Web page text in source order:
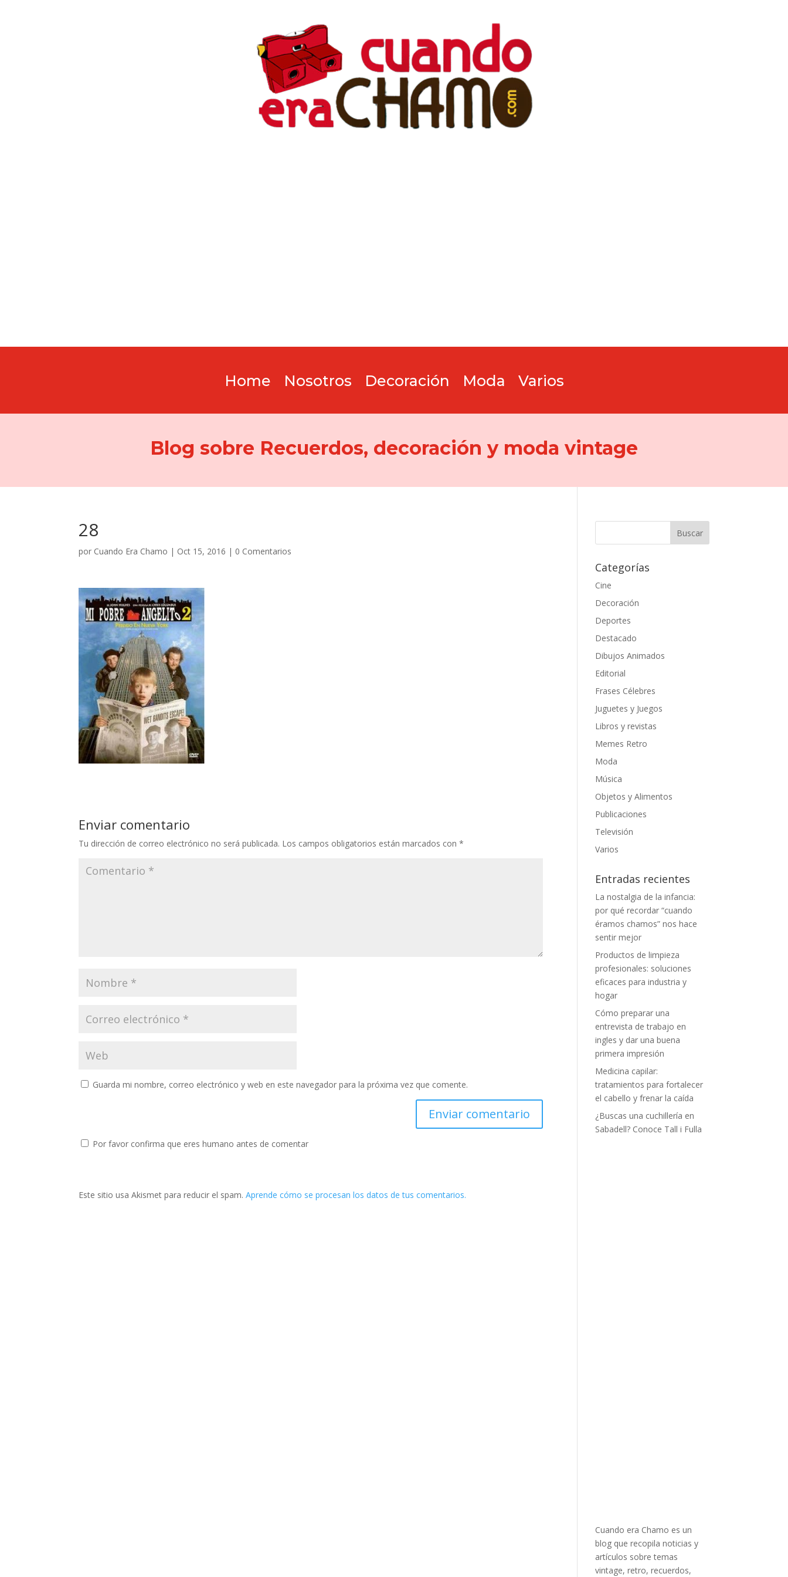
Home Nosotros Decoración Moda Varios
Blog sobre Recuerdos, decoración y moda vintage
28
por Cuando Era Chamo | Oct 15, 2016 | 0 Comentarios
Enviar comentario
Tu dirección de correo electrónico no será publicada. Los campos obligatorios están marcados con*
Guarda mi nombre, correo electrónico y web en este navegador para la próxima vez que comente.
Por favor confirma que eres humano antes de comentar
Este sitio usa Akismet para reducir el spam.Aprende cómo se procesan los datos de tus comentarios.
Categorías
Cine
Decoración
Deportes
Destacado
Dibujos Animados
Editorial
Frases Célebres
Juguetes y Juegos
Libros y revistas
Memes Retro
Moda
Música
Objetos y Alimentos
Publicaciones
Televisión
Varios
Entradas recientes
La nostalgia de la infancia:
por qué recordar “cuando
éramos chamos” nos hace
sentir mejor
Productos de limpieza
profesionales: soluciones
eficaces para industria y
hogar
Cómo preparar una
entrevista de trabajo en
ingles y dar una buena
primera impresión
Medicina capilar:
tratamientos para fortalecer
el cabello y frenar la caída
¿Buscas una cuchillería en
Sabadell? Conoce Tall i Fulla
Cuando era Chamo es un
blog que recopila noticias y
artículos sobre temas
vintage, retro, recuerdos,